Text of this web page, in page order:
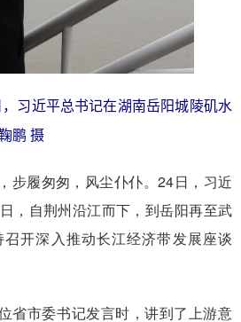
，习近平总书记在湖南岳阳城陵矶水
鹏 摄
履匆匆，风尘仆仆。24日，习近
，自荆州沿江而下，到岳阳再至武
开深入推动长江经济带发展座谈
市委书记发言时，讲到了上游意